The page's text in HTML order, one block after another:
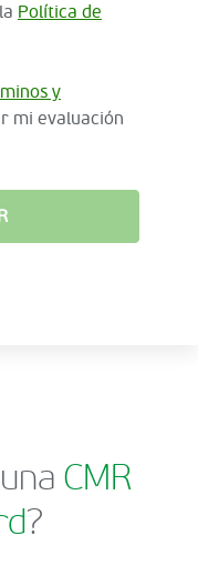
Política de
y
mi evaluación
CMR
?